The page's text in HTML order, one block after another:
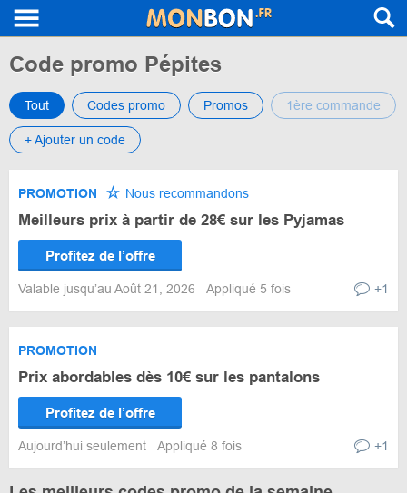
Code promo Pépites
Tout Codes promo Promos 1ère commande
+ Ajouter un code
PROMOTION Nous recommandons
Meilleurs prix à partir de 28€ sur les Pyjamas
Profitez de l’offre
Valable jusqu’au Août 21, 2026 Appliqué 5 fois +1
PROMOTION
Prix abordables dès 10€ sur les pantalons
Profitez de l’offre
Aujourd’hui seulement Appliqué 8 fois +1